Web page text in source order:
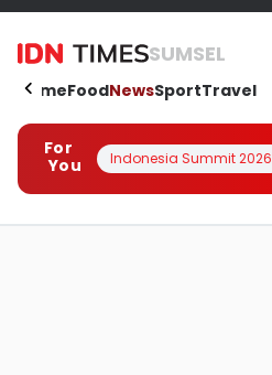
SUMSEL
HomeFoodNewsSportTravel
For
You
Indonesia Summit 2026